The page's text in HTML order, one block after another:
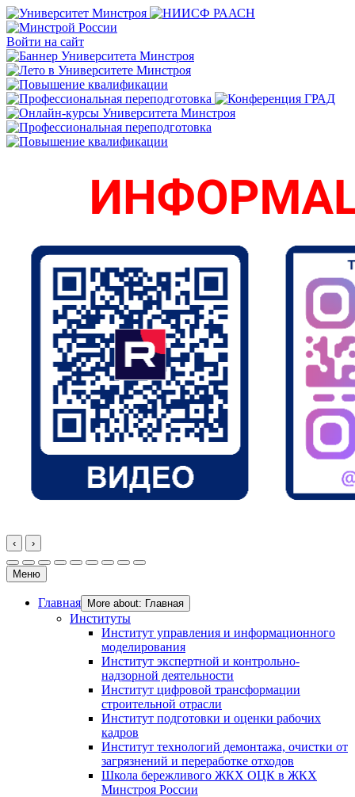
Войти на сайт
‹ ›
Меню
Главная More about: Главная
Институты
Институт управления и информационного
моделирования
Институт экспертной и контрольно-
надзорной деятельности
Институт цифровой трансформации
строительной отрасли
Институт подготовки и оценки рабочих
кадров
Институт технологий демонтажа, очистки от
загрязнений и переработке отходов
Школа бережливого ЖКХ ОЦК в ЖКХ
Минстроя России